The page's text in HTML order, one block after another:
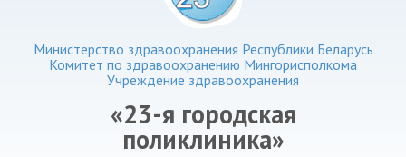
Министерство здравоохранения Республики Беларусь
Комитет по здравоохранению Мингорисполкома
Учреждение здравоохранения
«23-я городская
поликлиника»